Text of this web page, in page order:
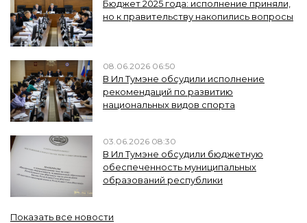
Бюджет 2025 года: исполнение приняли,
но к правительству накопились вопросы
08.06.2026 06:50
В Ил Тумэне обсудили исполнение
рекомендаций по развитию
национальных видов спорта
03.06.2026 08:30
В Ил Тумэне обсудили бюджетную
обеспеченность муниципальных
образований республики
Показать все новости